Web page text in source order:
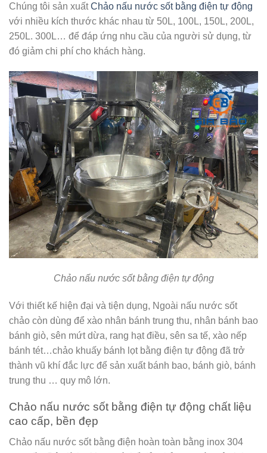
Chúng tôi sản xuấtChảo nấu nước sốt bằng điện tự động
với nhiều kích thước khác nhau từ 50L, 100L, 150L, 200L,
250L. 300L… để đáp ứng nhu cầu của người sử dụng, từ
đó giảm chi phí cho khách hàng.
Chảo nấu nước sốt bằng điện tự động
Với thiết kế hiện đại và tiện dụng, Ngoài nấu nước sốt
chảo còn dùng để xào nhân bánh trung thu, nhân bánh bao
bánh giò, sên mứt dừa, rang hạt điều, sên sa tế, xào nếp
bánh tét…chảo khuấy bánh lọt bằng điện tự động đã trở
thành vũ khí đắc lực để sản xuất bánh bao, bánh giò, bánh
trung thu … quy mô lớn.
Chảo nấu nước sốt bằng điện tự động chất liệu
cao cấp, bền đẹp
Chảo nấu nước sốt bằng điện hoàn toàn bằng inox 304